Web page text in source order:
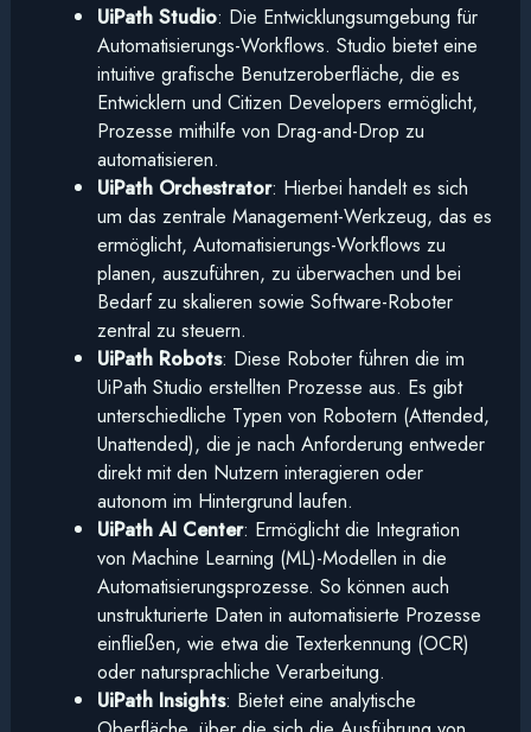
UiPath Studio: Die Entwicklungsumgebung für
Automatisierungs-Workflows. Studio bietet eine
intuitive grafische Benutzeroberfläche, die es
Entwicklern und Citizen Developers ermöglicht,
Prozesse mithilfe von Drag-and-Drop zu
automatisieren.
UiPath Orchestrator: Hierbei handelt es sich
um das zentrale Management-Werkzeug, das es
ermöglicht, Automatisierungs-Workflows zu
planen, auszuführen, zu überwachen und bei
Bedarf zu skalieren sowie Software-Roboter
zentral zu steuern.
UiPath Robots: Diese Roboter führen die im
UiPath Studio erstellten Prozesse aus. Es gibt
unterschiedliche Typen von Robotern (Attended,
Unattended), die je nach Anforderung entweder
direkt mit den Nutzern interagieren oder
autonom im Hintergrund laufen.
UiPath AI Center: Ermöglicht die Integration
von Machine Learning (ML)-Modellen in die
Automatisierungsprozesse. So können auch
unstrukturierte Daten in automatisierte Prozesse
einfließen, wie etwa die Texterkennung (OCR)
oder natursprachliche Verarbeitung.
UiPath Insights: Bietet eine analytische